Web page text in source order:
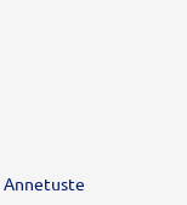
Annetuste